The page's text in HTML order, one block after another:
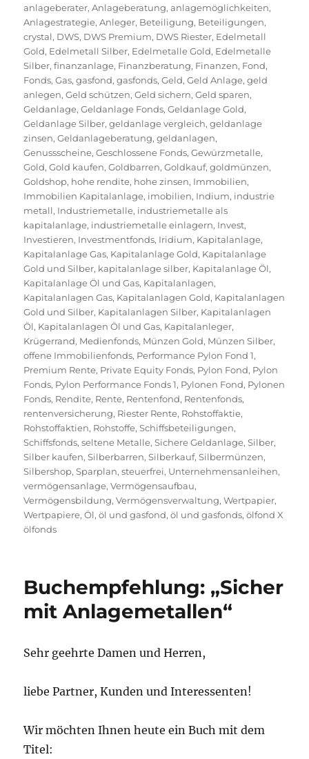
anlageberater,Anlageberatung,anlagemöglichkeiten,
Anlagestrategie,Anleger, Beteiligung, Beteiligungen,
crystal, DWS, DWS Premium, DWS Riester, Edelmetall
Gold, Edelmetall Silber, Edelmetalle Gold, Edelmetalle
Silber,finanzanlage, Finanzberatung, Finanzen, Fond,
Fonds,Gas,gasfond,gasfonds,Geld,Geld Anlage,geld
anlegen,Geld schützen,Geld sichern,Geld sparen,
Geldanlage,Geldanlage Fonds,Geldanlage Gold,
Geldanlage Silber,geldanlage vergleich,geldanlage
zinsen,Geldanlageberatung,geldanlagen,
Genussscheine,Geschlossene Fonds,Gewürzmetalle,
Gold,Gold kaufen,Goldbarren,Goldkauf,goldmünzen,
Goldshop, hohe rendite, hohe zinsen, Immobilien,
Immobilien Kapitalanlage, imobilien, Indium, industrie
metall, Industriemetalle, industriemetalle als
kapitalanlage, industriemetalle einlagern, Invest,
Investieren, Investmentfonds, Iridium, Kapitalanlage,
Kapitalanlage Gas, Kapitalanlage Gold, Kapitalanlage
Gold und Silber, kapitalanlage silber, Kapitalanlage Öl,
Kapitalanlage Öl und Gas, Kapitalanlagen,
Kapitalanlagen Gas, Kapitalanlagen Gold, Kapitalanlagen
Gold und Silber, Kapitalanlagen Silber, Kapitalanlagen
Öl, Kapitalanlagen Öl und Gas, Kapitalanleger,
Krügerrand, Medienfonds, Münzen Gold, Münzen Silber,
offene Immobilienfonds, Performance Pylon Fond 1,
Premium Rente, Private Equity Fonds, Pylon Fond, Pylon
Fonds, Pylon Performance Fonds 1, Pylonen Fond, Pylonen
Fonds, Rendite, Rente, Rentenfond, Rentenfonds,
rentenversicherung, Riester Rente, Rohstoffaktie,
Rohstoffaktien, Rohstoffe,Schiffsbeteiligungen,
Schiffsfonds,seltene Metalle,Sichere Geldanlage,Silber,
Silber kaufen,Silberbarren,Silberkauf,Silbermünzen,
Silbershop,Sparplan,steuerfrei, Unternehmensanleihen,
vermögensanlage,Vermögensaufbau,
Vermögensbildung,Vermögensverwaltung,Wertpapier,
Wertpapiere,Öl,öl und gasfond,öl und gasfonds,ölfond X
ölfonds
Buchempfehlung: „Sicher
mit Anlagemetallen“
Sehr geehrte Damen und Herren,
liebe Partner, Kunden und Interessenten!
Wir möchten Ihnen heute ein Buch mit dem
Titel: